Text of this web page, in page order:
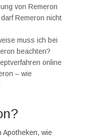
von Remeron
Remeron nicht
muss ich bei
beachten?
online
– wie
Apotheken, wie